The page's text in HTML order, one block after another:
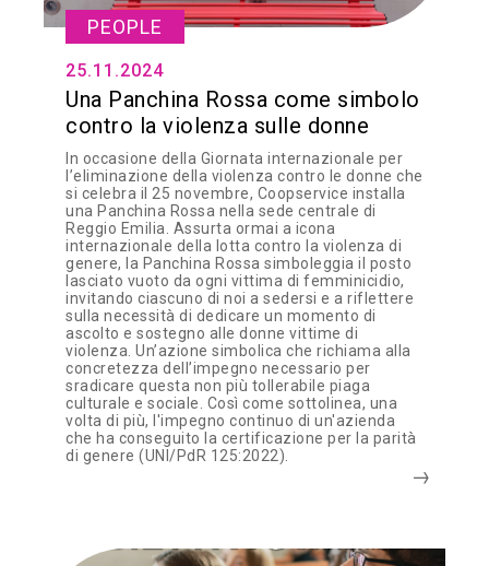
PEOPLE
25.11.2024
Una Panchina Rossa come simbolo
contro la violenza sulle donne
In occasione della Giornata internazionale per
l’eliminazione della violenza contro le donne che
si celebra il 25 novembre, Coopservice installa
una Panchina Rossa nella sede centrale di
Reggio Emilia. Assurta ormai a icona
internazionale della lotta contro la violenza di
genere, la Panchina Rossa simboleggia il posto
lasciato vuoto da ogni vittima di femminicidio,
invitando ciascuno di noi a sedersi e a riflettere
sulla necessità di dedicare un momento di
ascolto e sostegno alle donne vittime di
violenza. Un’azione simbolica che richiama alla
concretezza dell’impegno necessario per
sradicare questa non più tollerabile piaga
culturale e sociale. Così come sottolinea, una
volta di più, l'impegno continuo di un'azienda
che ha conseguito la certificazione per la parità
di genere (UNI/PdR 125:2022).